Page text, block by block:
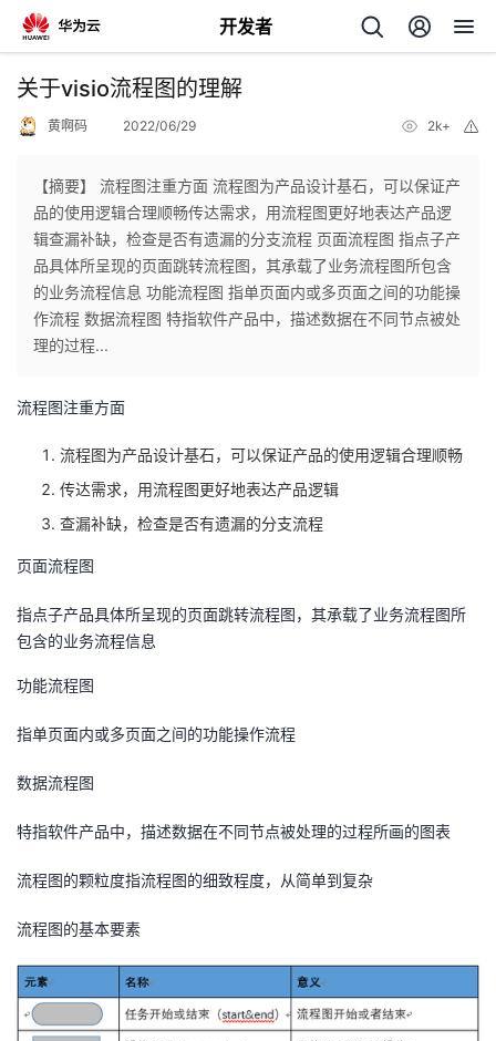
开发者
返
个
人
我
发
者
的
博
客
我
的
论
我
的我
动
关
的
开
我
的
我
关于visio流程图的理解
黄啊码 2022/06/29 2k+
【摘要】 流程图注重方面 流程图为产品设计基石，可以保证产
品的使用逻辑合理顺畅传达需求，用流程图更好地表达产品逻
辑查漏补缺，检查是否有遗漏的分支流程 页面流程图 指点子产
品具体所呈现的页面跳转流程图，其承载了业务流程图所包含
的业务流程信息 功能流程图 指单页面内或多页面之间的功能操
作流程 数据流程图 特指软件产品中，描述数据在不同节点被处
理的过程...
流程图注重方面
流程图为产品设计基石，可以保证产品的使用逻辑合理顺畅
传达需求，用流程图更好地表达产品逻辑
查漏补缺，检查是否有遗漏的分支流程
页面流程图
指点子产品具体所呈现的页面跳转流程图，其承载了业务流程图所
包含的业务流程信息
功能流程图
指单页面内或多页面之间的功能操作流程
数据流程图
特指软件产品中，描述数据在不同节点被处理的过程所画的图表
流程图的颗粒度指流程图的细致程度，从简单到复杂
流程图的基本要素